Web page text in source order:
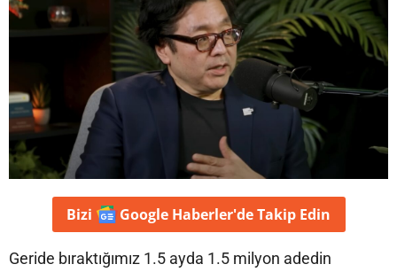
Bizi Google Haberler'deTakip Edin
Geride bıraktığımız 1.5 ayda 1.5 milyon adedin